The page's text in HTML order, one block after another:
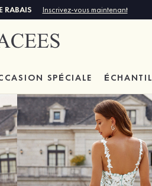
RABAIS Inscrivez-vous maintenant
SPÉCIALE